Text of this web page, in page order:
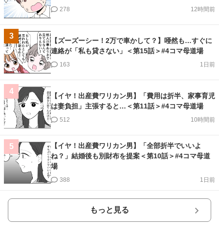
12時間前
278
3
【ズーズーシー！2万で車かして？】唖然も…すぐに
連絡が「私も貸さない」＜第15話＞#4コマ母道場
1日前
163
4
【イヤ！出産費ワリカン男】「費用は折半、家事育児
は妻負担」主張すると…＜第11話＞#4コマ母道場
10時間前
512
5
【イヤ！出産費ワリカン男】「全部折半でいいよ
ね？」結婚後も別財布を提案＜第10話＞#4コマ母道
場
1日前
388
もっと見る